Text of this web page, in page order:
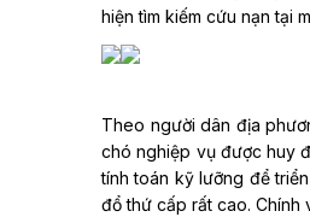
hiện tìm kiếm cứu nạn tại
Theo người dân địa
chó nghiệp vụ được huy
tính toán kỹ lưỡng để
đổ thứ cấp rất cao. Chính